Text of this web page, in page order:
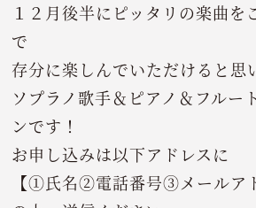
１２月後半にピッタリの楽曲を
で
存分に楽しんでいただけると思
ソプラノ歌手＆ピアノ＆フルー
ンです！
お申し込みは以下アドレスに
【①氏名②電話番号③メールア